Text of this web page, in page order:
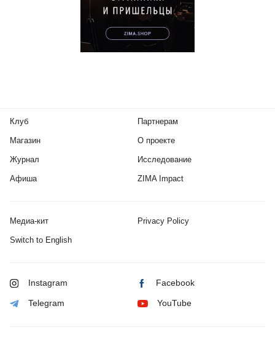
Клуб
Магазин
Журнал
Афиша
Партнерам
О проекте
Исследование
ZIMA Impact
Медиа-кит Privacy Policy
Switch to English
Instagram Facebook
Telegram YouTube